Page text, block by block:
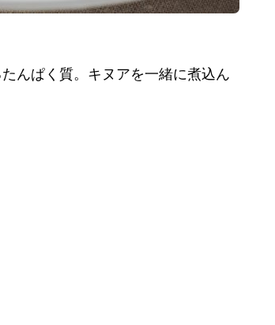
んぱく質。キヌアを一緒に煮込ん